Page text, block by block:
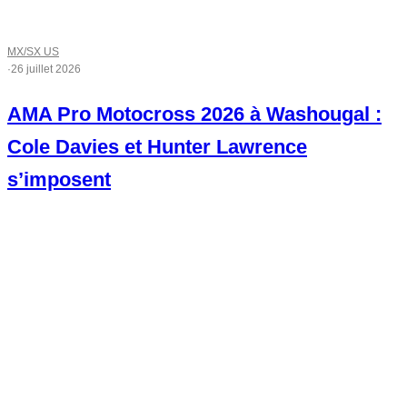
MX/SX US
·26 juillet 2026
AMA Pro Motocross 2026 à Washougal :
Cole Davies et Hunter Lawrence
s’imposent